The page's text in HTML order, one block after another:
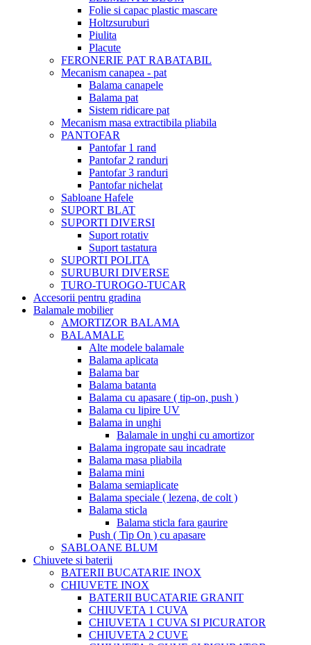
Folie si capac plastic mascare
Holtzsuruburi
Piulita
Placute
FERONERIE PAT RABATABIL
Mecanism canapea - pat
Balama canapele
Balama pat
Sistem ridicare pat
Mecanism masa extractibila pliabila
PANTOFAR
Pantofar 1 rand
Pantofar 2 randuri
Pantofar 3 randuri
Pantofar nichelat
Sabloane Hafele
SUPORT BLAT
SUPORTI DIVERSI
Suport rotativ
Suport tastatura
SUPORTI POLITA
SURUBURI DIVERSE
TURO-TUROGO-TUCAR
Accesorii pentru gradina
Balamale mobilier
AMORTIZOR BALAMA
BALAMALE
Alte modele balamale
Balama aplicata
Balama bar
Balama batanta
Balama cu apasare ( tip-on, push )
Balama cu lipire UV
Balama in unghi
Balamale in unghi cu amortizor
Balama ingropate sau incadrate
Balama masa pliabila
Balama mini
Balama semiaplicate
Balama speciale ( lezena, de colt )
Balama sticla
Balama sticla fara gaurire
Push ( Tip On ) cu apasare
SABLOANE BLUM
Chiuvete si baterii
BATERII BUCATARIE INOX
CHIUVETE INOX
BATERII BUCATARIE GRANIT
CHIUVETA 1 CUVA
CHIUVETA 1 CUVA SI PICURATOR
CHIUVETA 2 CUVE